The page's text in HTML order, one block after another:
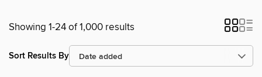
Showing 1-24 of 1,000 results
Sort Results By